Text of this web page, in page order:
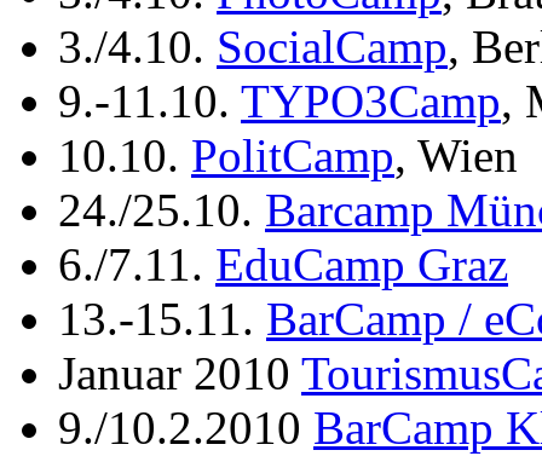
3./4.10. SocialCamp,
9.-11.10. TYPO3Camp,
10.10. PolitCamp, Wien
24./25.10. Barcamp
6./7.11. EduCamp Graz
13.-15.11. BarCamp /
Januar 2010
9./10.2.2010 BarCamp